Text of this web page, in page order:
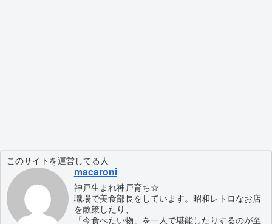
このサイトを運営してる人
macaroni
神戸生まれ神戸育ち☆
職場で美食部長をしています。昭和レトロなお店
を散策したり、
「今食べたい物」を一人で堪能したりするのが至